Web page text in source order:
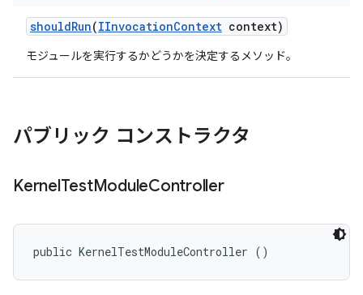
shouldRun(IInvocationContext context)
モジュールを実行するかどうかを決定するメソッド。
パブリック コンストラクタ
KernelTestModuleController
public KernelTestModuleController ()